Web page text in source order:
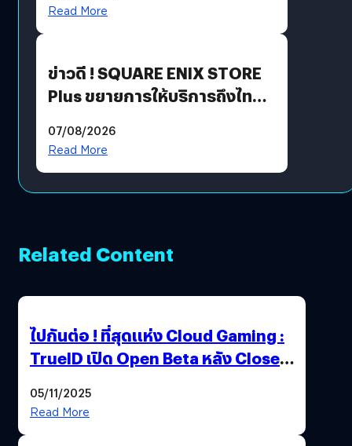
Read More
ข่าวดี ! SQUARE ENIX STORE
Plus ขยายการให้บริการถึงไทย
โดยตรง
07/08/2026
Read More
Related Content
ไปกันต่อ ! ที่สุดแห่ง Cloud Gaming :
TrueID เปิด Open Beta หลัง Close
Thailand Game Show 2025 ทะลุ 15
05/11/2025
Read More